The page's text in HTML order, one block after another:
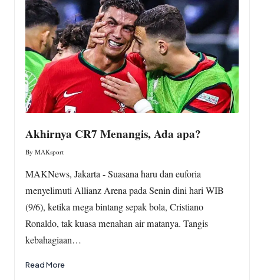
w
s.
m
Akhirnya CR7 Menangis, Ada apa?
Posted
By MAKsport
MAKNews, Jakarta - Suasana haru dan euforia
menyelimuti Allianz Arena pada Senin dini hari WIB
(9/6), ketika mega bintang sepak bola, Cristiano
Ronaldo, tak kuasa menahan air matanya. Tangis
kebahagiaan…
Read More